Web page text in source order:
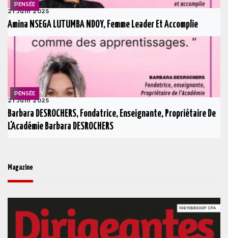
PENSÉE
21 Juin 2025
Amina NSEGA LUTUMBA NDOY, Femme Leader Et Accomplie
PENSÉE
21 Juin 2025
Barbara DESROCHERS, Fondatrice, Enseignante, Propriétaire De
L'Académie Barbara DESROCHERS
Magazine